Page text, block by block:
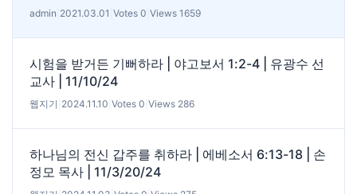
admin 2021.03.01 Votes 0 Views 1659
시험을 받거든 기뻐하라 | 야고보서 1:2-4 | 유광수 선
교사 | 11/10/24
웹지기 2024.11.10 Votes 0 Views 286
하나님의 전신 갑주를 취하라 | 에베소서 6:13-18 | 손
정모 목사 | 11/3/20/24